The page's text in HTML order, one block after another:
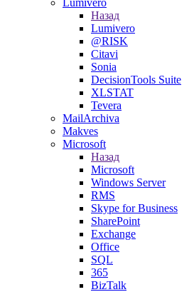
Lumivero
Назад
Lumivero
@RISK
Citavi
Sonia
DecisionTools Suite
XLSTAT
Tevera
MailArchiva
Makves
Microsoft
Назад
Microsoft
Windows Server
RMS
Skype for Business
SharePoint
Exchange
Office
SQL
365
BizTalk